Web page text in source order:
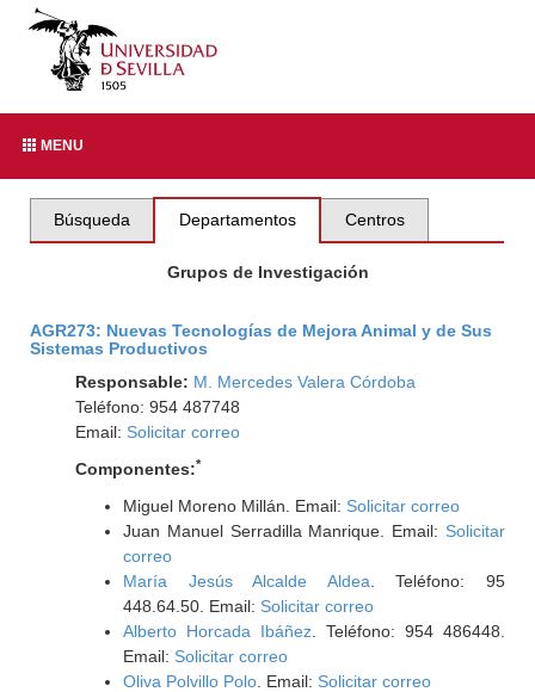
MENU
Búsqueda Departamentos Centros
Grupos de Investigación
AGR273: Nuevas Tecnologías de Mejora Animal y de Sus
Sistemas Productivos
Responsable: M. Mercedes Valera Córdoba
Teléfono: 954 487748
Email: Solicitar correo
Componentes:*
Miguel Moreno Millán. Email: Solicitar correo
Juan Manuel Serradilla Manrique. Email: Solicitar
correo
María Jesús Alcalde Aldea . Teléfono: 95
448.64.50. Email: Solicitar correo
Alberto Horcada Ibáñez. Teléfono: 954 486448.
Email: Solicitar correo
Oliva Polvillo Polo. Email: Solicitar correo